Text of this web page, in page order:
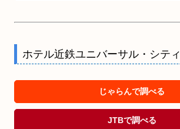
ホテル近鉄ユニバーサル・シティ
じゃらんで調べる
JTBで調べる